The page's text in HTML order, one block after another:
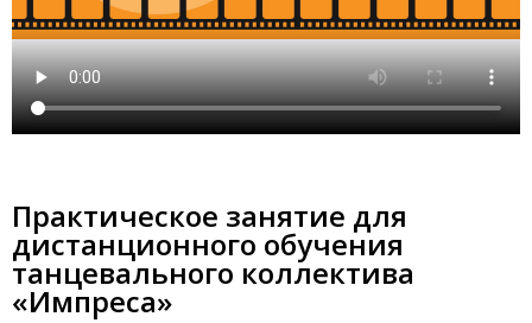
Практическое занятие для
дистанционного обучения
танцевального коллектива
«Импреса»